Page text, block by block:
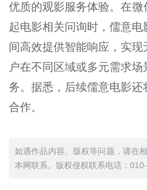
优质的观影服务体验。在
起电影相关问询时，儒意
间高效提供智能响应，实现
户在不同区域或多元需求
务。据悉，后续儒意电影
合作。
如遇作品内容、版权等问题，请在
本网联系。版权侵权联系电话：